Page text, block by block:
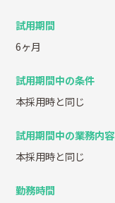
試用期間
6ヶ月
試用期間中の条件
本採用時と同じ
試用期間中の業務内容
本採用時と同じ
勤務時間